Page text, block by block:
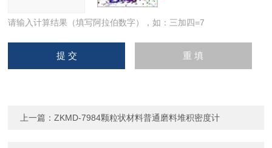
请输入计算结果（填写阿拉伯数字），如：三加四=7
上一篇：ZKMD-7984颗粒状材料普通磨料堆积密度计